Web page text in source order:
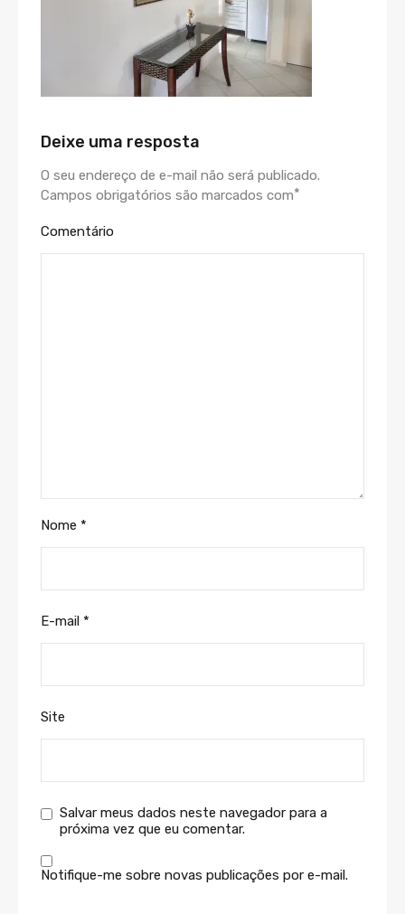
Deixe uma resposta
O seu endereço de e-mail não será publicado.
Campos obrigatórios são marcados com*
Comentário
Nome *
E-mail *
Site
Salvar meus dados neste navegador para a
próxima vez que eu comentar.
Notifique-me sobre novas publicações por e-mail.